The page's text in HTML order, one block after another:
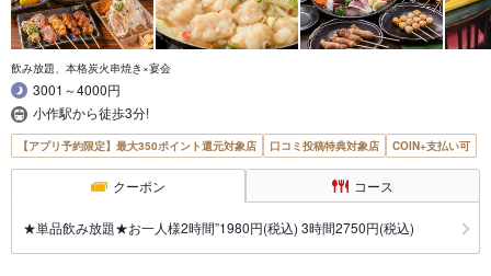
飲み放題、本格炭火串焼き×宴会
3001～4000円
小作駅から徒歩3分!
【アプリ予約限定】最大350ポイント還元対象店 口コミ投稿特典対象店 COIN+支払い可
クーポン コース
★単品飲み放題★お一人様2時間”1980円(税込) 3時間2750円(税込)